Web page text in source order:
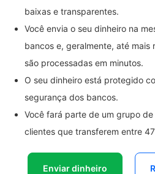
baixas e transparentes.
Você envia o seu dinheiro na
bancos e, geralmente, até mais
são processadas em minutos.
O seu dinheiro está protegido
segurança dos bancos.
Você fará parte de um grupo
clientes que transferem entre
Enviar dinheiro